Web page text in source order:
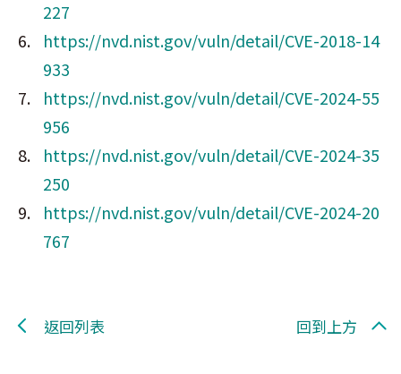
227
https://nvd.nist.gov/vuln/detail/CVE-2018-14
933
https://nvd.nist.gov/vuln/detail/CVE-2024-55
956
https://nvd.nist.gov/vuln/detail/CVE-2024-35
250
https://nvd.nist.gov/vuln/detail/CVE-2024-20
767
返回列表 回到上方